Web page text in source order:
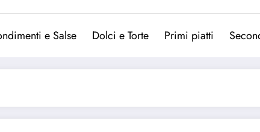
e Salse Dolci e Torte Primi piatti